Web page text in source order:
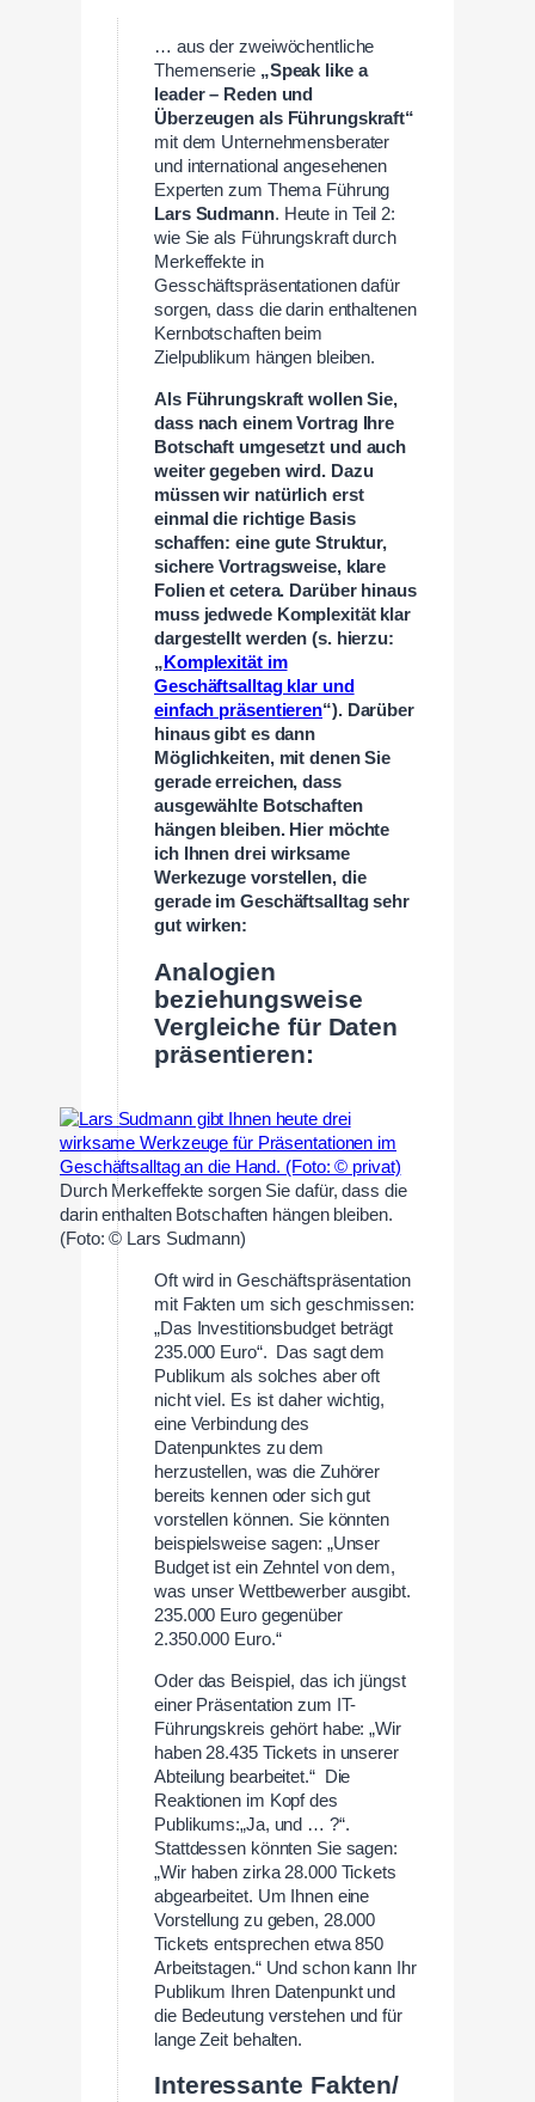
… aus der zweiwöchentliche
Themenserie „Speak like a
leader – Reden und
Überzeugen als Führungskraft“
mit dem Unternehmensberater
und international angesehenen
Experten zum Thema Führung
Lars Sudmann. Heute in Teil 2:
wie Sie als Führungskraft durch
Merkeffekte in
Gesschäftspräsentationen dafür
sorgen, dass die darin enthaltenen
Kernbotschaften beim
Zielpublikum hängen bleiben.
Als Führungskraft wollen Sie,
dass nach einem Vortrag Ihre
Botschaft umgesetzt und auch
weiter gegeben wird. Dazu
müssen wir natürlich erst
einmal die richtige Basis
schaffen: eine gute Struktur,
sichere Vortragsweise, klare
Folien et cetera. Darüber hinaus
muss jedwede Komplexität klar
dargestellt werden (s. hierzu:
„ Komplexität im
Geschäftsalltag klar und
einfach präsentieren“). Darüber
hinaus gibt es dann
Möglichkeiten, mit denen Sie
gerade erreichen, dass
ausgewählte Botschaften
hängen bleiben. Hier möchte
ich Ihnen drei wirksame
Werkezuge vorstellen, die
gerade im Geschäftsalltag sehr
gut wirken:
Analogien
beziehungsweise
Vergleiche für Daten
präsentieren:
Durch Merkeffekte sorgen Sie dafür, dass die
darin enthalten Botschaften hängen bleiben.
(Foto: © Lars Sudmann)
Oft wird in Geschäftspräsentation
mit Fakten um sich geschmissen:
„Das Investitionsbudget beträgt
235.000 Euro“. Das sagt dem
Publikum als solches aber oft
nicht viel. Es ist daher wichtig,
eine Verbindung des
Datenpunktes zu dem
herzustellen, was die Zuhörer
bereits kennen oder sich gut
vorstellen können. Sie könnten
beispielsweise sagen: „Unser
Budget ist ein Zehntel von dem,
was unser Wettbewerber ausgibt.
235.000 Euro gegenüber
2.350.000 Euro.“
Oder das Beispiel, das ich jüngst
einer Präsentation zum IT-
Führungskreis gehört habe: „Wir
haben 28.435 Tickets in unserer
Abteilung bearbeitet.“ Die
Reaktionen im Kopf des
Publikums:„Ja, und … ?“.
Stattdessen könnten Sie sagen:
„Wir haben zirka 28.000 Tickets
abgearbeitet. Um Ihnen eine
Vorstellung zu geben, 28.000
Tickets entsprechen etwa 850
Arbeitstagen.“ Und schon kann Ihr
Publikum Ihren Datenpunkt und
die Bedeutung verstehen und für
lange Zeit behalten.
Interessante Fakten/